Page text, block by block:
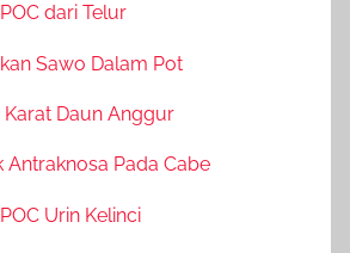
dari Telur
Sawo Dalam Pot
Daun Anggur
Antraknosa Pada Cabe
Urin Kelinci